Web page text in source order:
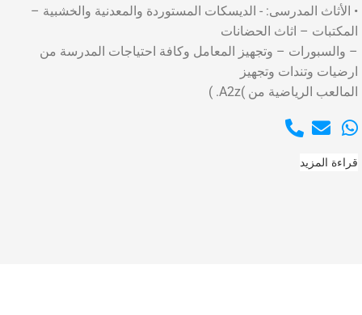
• الأثاث المدرسى: - الديسكات المستوردة والمعدنية والخشبية –
المكتبات – اثاث الحضانات
– والسبورات – وتجهيز المعامل وكافة احتياجات المدرسة من
ارضيات وتندات وتجهيز
المالعب الرياضية من )A2z. )
قراءة المزيد